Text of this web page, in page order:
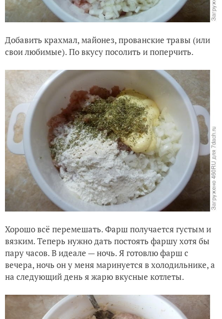
Добавить крахмал, майонез, прованские травы (или
свои любимые). По вкусу посолить и поперчить.
Хорошо всё перемешать. Фарш получается густым и
вязким. Теперь нужно дать постоять фаршу хотя бы
пару часов. В идеале — ночь. Я готовлю фарш с
вечера, ночь он у меня маринуется в холодильнике, а
на следующий день я жарю вкусные котлеты.